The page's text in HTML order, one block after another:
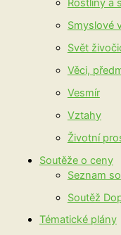
Rostliny a
Smyslové
Svět
Věci,
Vesmír
Vztahy
Životní
Soutěže o ceny
Seznam
Soutěž
Tématické plány